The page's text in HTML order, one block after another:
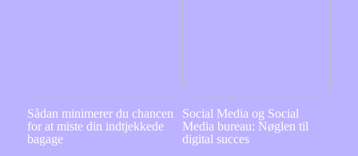
Sådan minimerer du chancen
for at miste din indtjekkede
bagage
Social Media og Social
Media bureau: Nøglen til
digital succes